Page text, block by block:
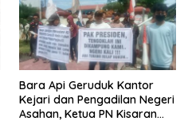
Bara Api Geruduk Kantor
Kejari dan Pengadilan Negeri
Asahan, Ketua PN Kisaran